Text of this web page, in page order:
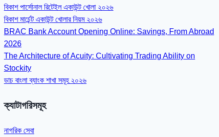
বিকাশ পার্সোনাল রিটেইল একাউন্ট খোলা ২০২৬
বিকাশ মার্চেন্ট একাউন্ট খোলার নিয়ম ২০২৬
BRAC Bank Account Opening Online: Savings, From Abroad
2026
The Architecture of Acuity: Cultivating Trading Ability on
Stockity
ডাচ বাংলা ব্যাংক শাখা সমূহ ২০২৬
ক্যাটাগরিসমূহ
নাগরিক সেবা